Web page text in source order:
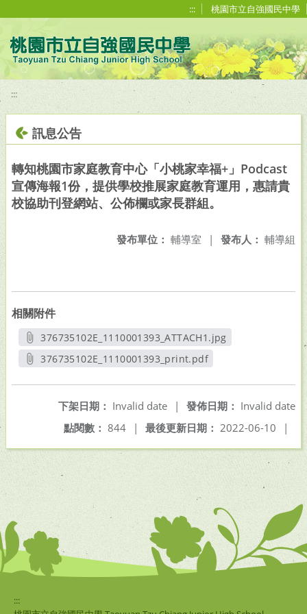
::: 桃園市立自強國民中學
:::
訊息公告
轉知桃園市家庭教育中心「小桃家幸福+」Podcast
宣傳海報1份，提供學校推展家庭教育運用，惠請貴
校協助刊登網站、公佈欄或家長群組。
發布人： 輔導組
發布單位： 輔導室 |
相關附件
376735102E_1110001393_ATTACH1.jpg
另開新視窗
376735102E_1110001393_print.pdf
發佈日期： Invalid date
下架日期： Invalid date
|
最後更新日期： 2022-06-10 |
點閱數： 844 |
:::